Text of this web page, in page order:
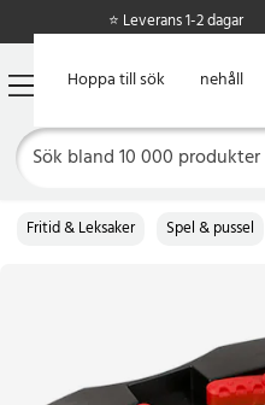
Hoppa till huvudinnehåll
Hoppa till sök
⭐ Leverans 1-2 dagar
Fritid & Leksaker Spel & pussel